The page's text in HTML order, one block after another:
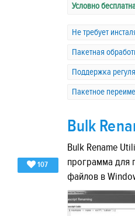
Условно
Не требует
Пакетная
Поддержка
Пакетное
107
Bulk
Bulk Rename
программа для
файлов в